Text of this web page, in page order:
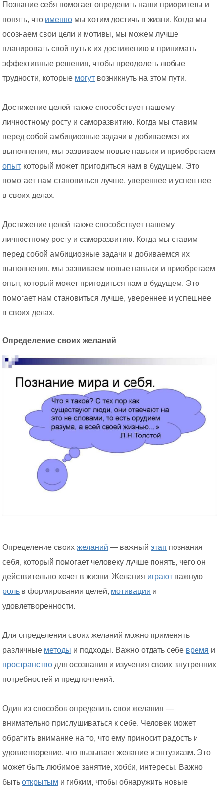
Познание себя помогает определить наши приоритеты и
понять, что именно мы хотим достичь в жизни. Когда мы
осознаем свои цели и мотивы, мы можем лучше
планировать свой путь к их достижению и принимать
эффективные решения, чтобы преодолеть любые
трудности, которые могут возникнуть на этом пути.
Достижение целей также способствует нашему
личностному росту и саморазвитию. Когда мы ставим
перед собой амбициозные задачи и добиваемся их
выполнения, мы развиваем новые навыки и приобретаем
опыт, который может пригодиться нам в будущем. Это
помогает нам становиться лучше, увереннее и успешнее
в своих делах.
Достижение целей также способствует нашему
личностному росту и саморазвитию. Когда мы ставим
перед собой амбициозные задачи и добиваемся их
выполнения, мы развиваем новые навыки и приобретаем
опыт, который может пригодиться нам в будущем. Это
помогает нам становиться лучше, увереннее и успешнее
в своих делах.
Определение своих желаний
Определение своих желаний — важный этап познания
себя, который помогает человеку лучше понять, чего он
действительно хочет в жизни. Желания играют важную
роль в формировании целей, мотивации и
удовлетворенности.
Для определения своих желаний можно применять
различные методы и подходы. Важно отдать себе время и
пространство для осознания и изучения своих внутренних
потребностей и предпочтений.
Один из способов определить свои желания —
внимательно прислушиваться к себе. Человек может
обратить внимание на то, что ему приносит радость и
удовлетворение, что вызывает желание и энтузиазм. Это
может быть любимое занятие, хобби, интересы. Важно
быть открытым и гибким, чтобы обнаружить новые